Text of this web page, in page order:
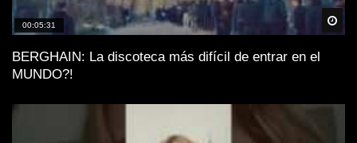
00:05:31
BERGHAIN: La discoteca más difícil de entrar en el
MUNDO?!